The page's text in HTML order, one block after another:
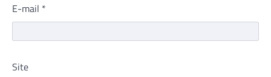
E-mail *
Site